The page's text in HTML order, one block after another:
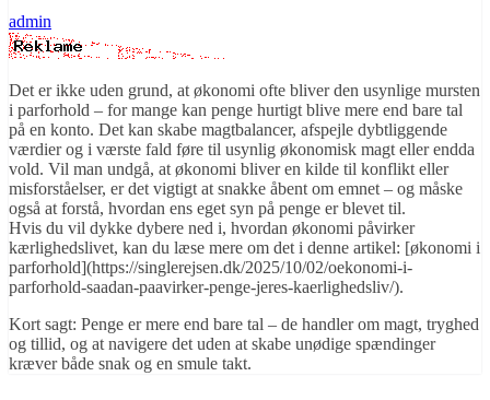
admin
Det er ikke uden grund, at økonomi ofte bliver den usynlige mursten
i parforhold – for mange kan penge hurtigt blive mere end bare tal
på en konto. Det kan skabe magtbalancer, afspejle dybtliggende
værdier og i værste fald føre til usynlig økonomisk magt eller endda
vold. Vil man undgå, at økonomi bliver en kilde til konflikt eller
misforståelser, er det vigtigt at snakke åbent om emnet – og måske
også at forstå, hvordan ens eget syn på penge er blevet til.
Hvis du vil dykke dybere ned i, hvordan økonomi påvirker
kærlighedslivet, kan du læse mere om det i denne artikel: [økonomi i
parforhold](https://singlerejsen.dk/2025/10/02/oekonomi-i-
parforhold-saadan-paavirker-penge-jeres-kaerlighedsliv/).
Kort sagt: Penge er mere end bare tal – de handler om magt, tryghed
og tillid, og at navigere det uden at skabe unødige spændinger
kræver både snak og en smule takt.